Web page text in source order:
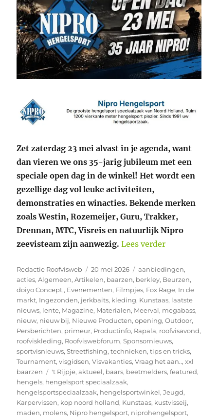
Zet zaterdag 23 mei alvast in je agenda, want
dan vieren we ons 35-jarig jubileum met een
speciale open dag in de winkel! Het wordt een
gezellige dag vol leuke activiteiten,
demonstraties en winacties. Bekende merken
zoals Westin, Rozemeijer, Guru, Trakker,
Drennan, MTC, Visreis en natuurlijk Nipro
zeevisteam zijn aanwezig. Lees verder“Zaterdag
Auteur
Redactie Roofvisweb
Geplaatst
op
20 mei 2026 Categorieën
aanbiedingen,
acties,Algemeen,Artikelen, baarzen, berkley, Beurzen,
doiyo Concept,, Evenementen, Filmpjes, Fox Rage, In de
markt, Ingezonden, jerkbaits, kleding, Kunstaas, laatste
nieuws, lente, Magazine, Materialen, Meerval, megabass,
nieuw, nieuw bij, Nieuwe Producten,opening,Outdoor,
Persberichten, primeur, Productinfo, Rapala, roofvisavond,
roofviskleding, Roofviswebforum,Sponsornieuws,
sportvisnieuws,Streetfishing,technieken,tips en tricks,
Tournament,visgidsen,Visvakanties,Vraag het aan..,xxl
baarzen
Tags
't Rijpje,aktueel, baars, beetmelders,featured,
hengels, hengelsport speciaalzaak,
hengelsportspeciaalzaak, hengelsportwinkel,Jeugd,
Karpervissen, kop noord holland, Kunstaas, kustvisseij,
maden, molens, Nipro hengelsport, niprohengelsport,